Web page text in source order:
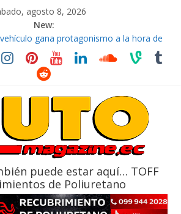
agosto 8, 2026
New:
gana protagonismo a la hora de
Brand New Day’ pone en escena a
2026, edición 47ª, recorre 7 provincias en 8
Bolden para cubrir las rutas de La
puede estar aquí… TOFF
de Poliuretano